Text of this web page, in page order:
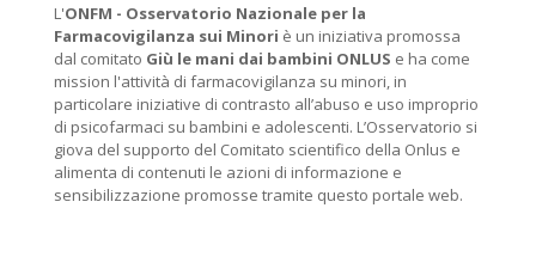
L'ONFM - Osservatorio Nazionale per la
Farmacovigilanza sui Minori è un iniziativa promossa
dal comitato Giù le mani dai bambini ONLUS e ha come
mission l'attività di farmacovigilanza su minori, in
particolare iniziative di contrasto all’abuso e uso improprio
di psicofarmaci su bambini e adolescenti. L’Osservatorio si
giova del supporto del Comitato scientifico della Onlus e
alimenta di contenuti le azioni di informazione e
sensibilizzazione promosse tramite questo portale web.